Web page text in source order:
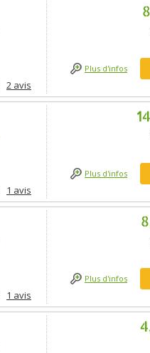
2 avis
Plus d'infos
1 avis
Plus d'infos
1 avis
Plus d'infos